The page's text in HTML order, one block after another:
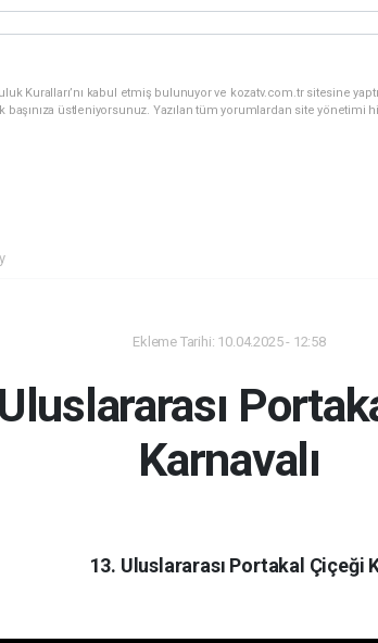
Kuralları’nı kabul etmiş bulunuyor ve kozatv.com.tr sitesine
başınıza üstleniyorsunuz. Yazılan tüm yorumlardan site yönetimi
Ekleme Tarihi: 10.04.2025 - 12:58
Karnavalı
13. Uluslararası Portakal Çiçeği